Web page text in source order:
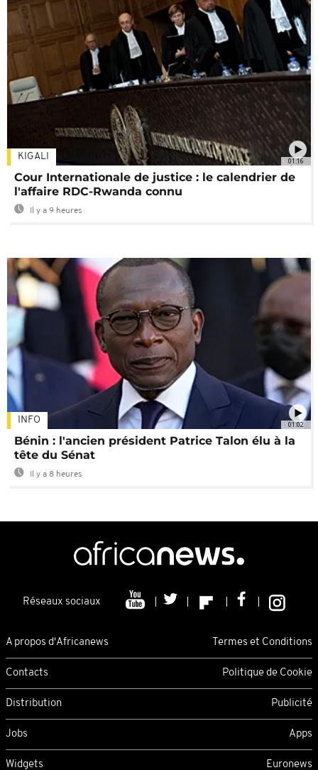
01:16
KIGALI
Cour Internationale de justice : le calendrier de
l'affaire RDC-Rwanda connu
Il y a 9 heures
01:02
INFO
Bénin : l'ancien président Patrice Talon élu à la
tête du Sénat
Il y a 8 heures
Réseaux sociaux
A propos d'Africanews Termes et Conditions
Contacts Politique de Cookie
Distribution Publicité
Jobs Apps
Widgets Euronews